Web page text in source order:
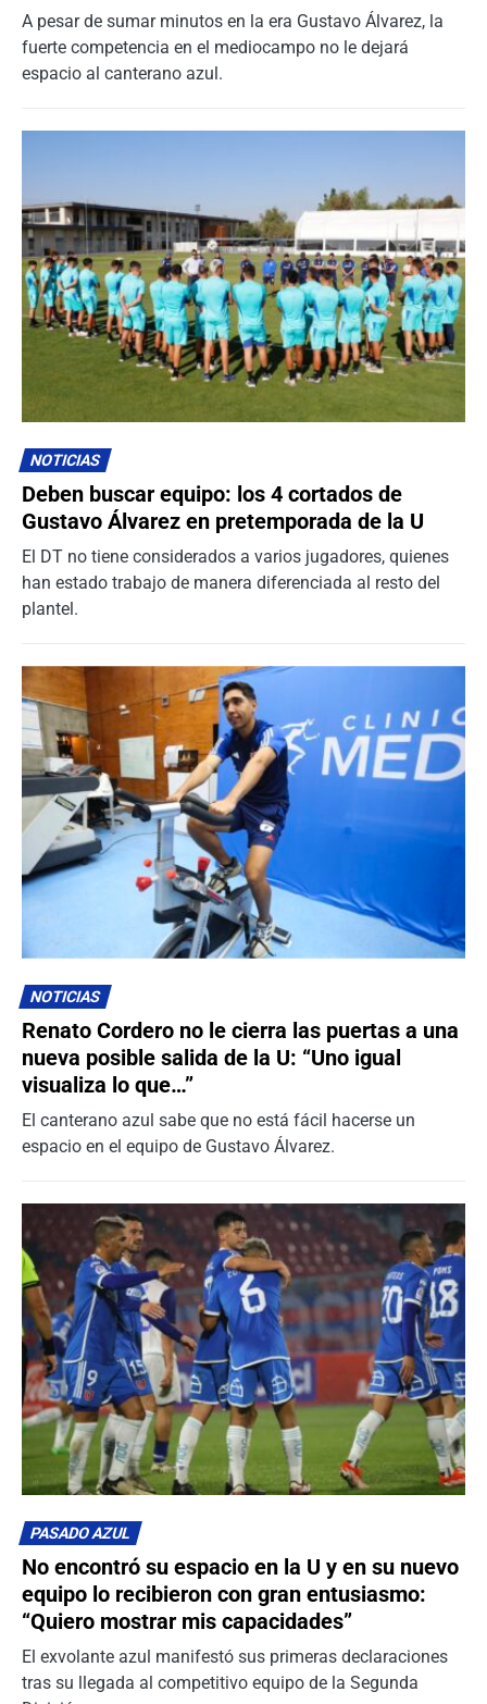
A pesar de sumar minutos en la era Gustavo Álvarez, la
fuerte competencia en el mediocampo no le dejará
espacio al canterano azul.
NOTICIAS
Deben buscar equipo: los 4 cortados de
Gustavo Álvarez en pretemporada de la U
El DT no tiene considerados a varios jugadores, quienes
han estado trabajo de manera diferenciada al resto del
plantel.
NOTICIAS
Renato Cordero no le cierra las puertas a una
nueva posible salida de la U: “Uno igual
visualiza lo que…”
El canterano azul sabe que no está fácil hacerse un
espacio en el equipo de Gustavo Álvarez.
PASADO AZUL
No encontró su espacio en la U y en su nuevo
equipo lo recibieron con gran entusiasmo:
“Quiero mostrar mis capacidades”
El exvolante azul manifestó sus primeras declaraciones
tras su llegada al competitivo equipo de la Segunda